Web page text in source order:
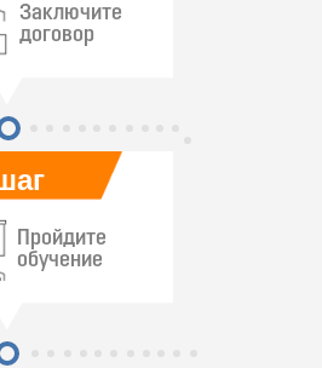
Заключите
договор
Пройдите
обучение